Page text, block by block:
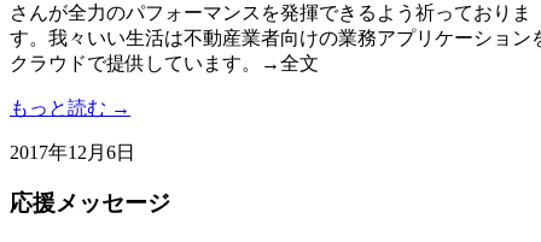
さんが全力のパフォーマンスを発揮できるよう祈っておりま
す。我々いい生活は不動産業者向けの業務アプリケーション
クラウドで提供しています。→全文
もっと読む →
2017年12月6日
応援メッセージ